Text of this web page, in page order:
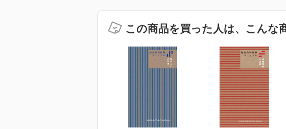
この商品を買った人は、こんな